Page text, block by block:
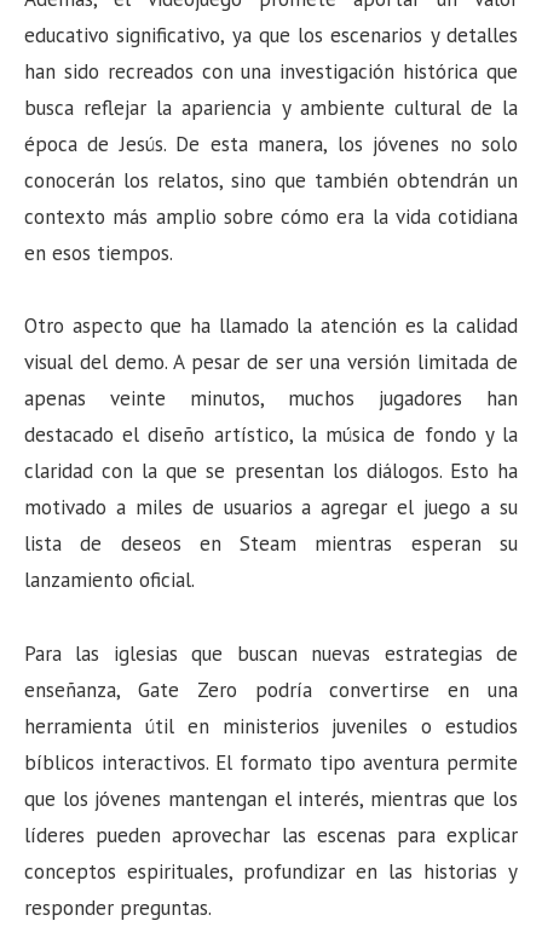
educativo significativo, ya que los escenarios y detalles
han sido recreados con una investigación histórica que
busca reflejar la apariencia y ambiente cultural de la
época de Jesús. De esta manera, los jóvenes no solo
conocerán los relatos, sino que también obtendrán un
contexto más amplio sobre cómo era la vida cotidiana
en esos tiempos.
Otro aspecto que ha llamado la atención es la calidad
visual del demo. A pesar de ser una versión limitada de
apenas veinte minutos, muchos jugadores han
destacado el diseño artístico, la música de fondo y la
claridad con la que se presentan los diálogos. Esto ha
motivado a miles de usuarios a agregar el juego a su
lista de deseos en Steam mientras esperan su
lanzamiento oficial.
Para las iglesias que buscan nuevas estrategias de
enseñanza, Gate Zero podría convertirse en una
herramienta útil en ministerios juveniles o estudios
bíblicos interactivos. El formato tipo aventura permite
que los jóvenes mantengan el interés, mientras que los
líderes pueden aprovechar las escenas para explicar
conceptos espirituales, profundizar en las historias y
responder preguntas.